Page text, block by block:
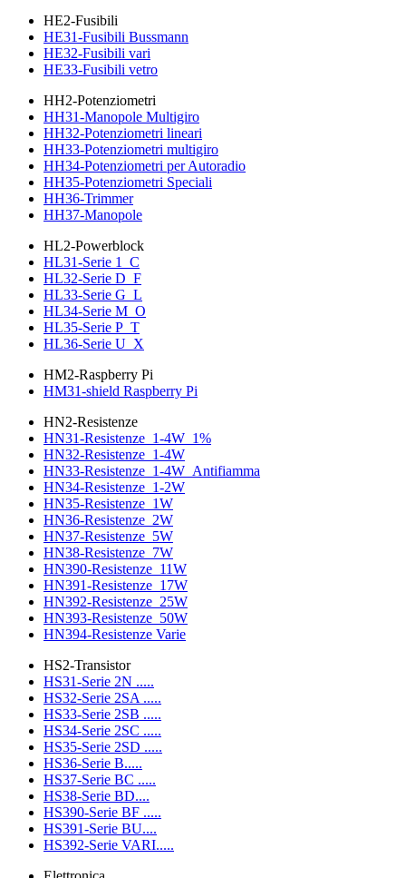
HE2-Fusibili
HE31-Fusibili Bussmann
HE32-Fusibili vari
HE33-Fusibili vetro
HH2-Potenziometri
HH31-Manopole Multigiro
HH32-Potenziometri lineari
HH33-Potenziometri multigiro
HH34-Potenziometri per Autoradio
HH35-Potenziometri Speciali
HH36-Trimmer
HH37-Manopole
HL2-Powerblock
HL31-Serie 1_C
HL32-Serie D_F
HL33-Serie G_L
HL34-Serie M_O
HL35-Serie P_T
HL36-Serie U_X
HM2-Raspberry Pi
HM31-shield Raspberry Pi
HN2-Resistenze
HN31-Resistenze_1-4W_1%
HN32-Resistenze_1-4W
HN33-Resistenze_1-4W_Antifiamma
HN34-Resistenze_1-2W
HN35-Resistenze_1W
HN36-Resistenze_2W
HN37-Resistenze_5W
HN38-Resistenze_7W
HN390-Resistenze_11W
HN391-Resistenze_17W
HN392-Resistenze_25W
HN393-Resistenze_50W
HN394-Resistenze Varie
HS2-Transistor
HS31-Serie 2N .....
HS32-Serie 2SA .....
HS33-Serie 2SB .....
HS34-Serie 2SC .....
HS35-Serie 2SD .....
HS36-Serie B.....
HS37-Serie BC .....
HS38-Serie BD....
HS390-Serie BF .....
HS391-Serie BU....
HS392-Serie VARI.....